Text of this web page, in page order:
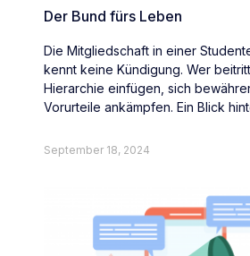
Der Bund fürs Leben
Die Mitgliedschaft in einer
kennt keine Kündigung. Wer
Hierarchie einfügen, sich
Vorurteile ankämpfen. Ein Blick
September 18, 2024